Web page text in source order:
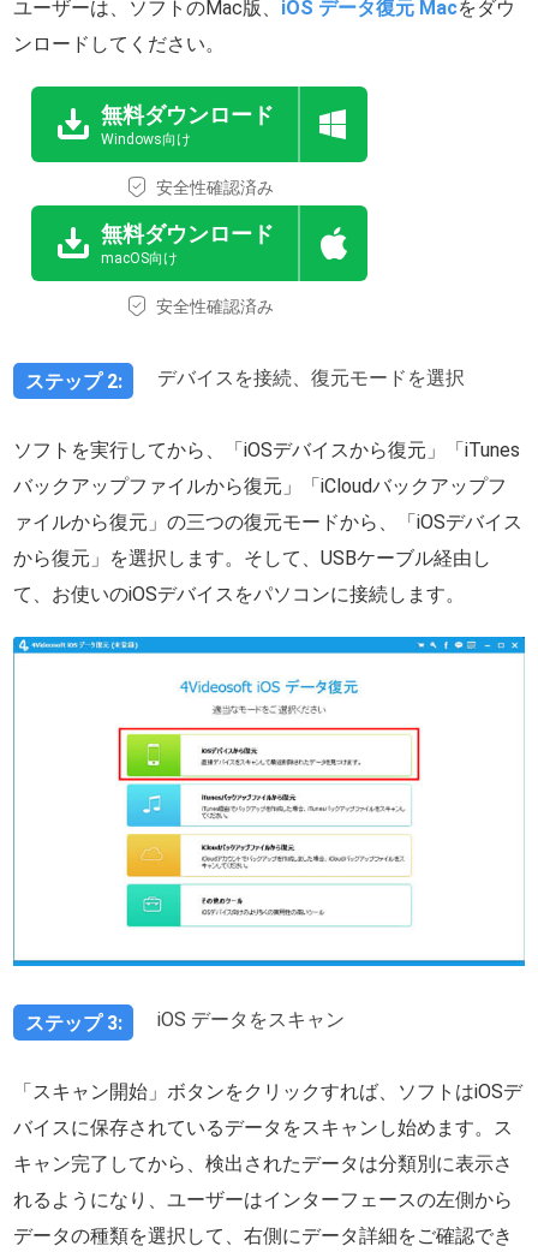
ユーザーは、ソフトのMac版、 iOS データ復元 Macをダウ
ンロードしてください。
無料ダウンロード
Windows向け
安全性確認済み
無料ダウンロード
macOS向け
安全性確認済み
ステップ 2: デバイスを接続、復元モードを選択
ソフトを実行してから、「iOSデバイスから復元」「iTunes
バックアップファイルから復元」「iCloudバックアップフ
ァイルから復元」の三つの復元モードから、「iOSデバイス
から復元」を選択します。そして、USBケーブル経由し
て、お使いのiOSデバイスをパソコンに接続します。
ステップ 3: iOS データをスキャン
「スキャン開始」ボタンをクリックすれば、ソフトはiOSデ
バイスに保存されているデータをスキャンし始めます。ス
キャン完了してから、検出されたデータは分類別に表示さ
れるようになり、ユーザーはインターフェースの左側から
データの種類を選択して、右側にデータ詳細をご確認でき